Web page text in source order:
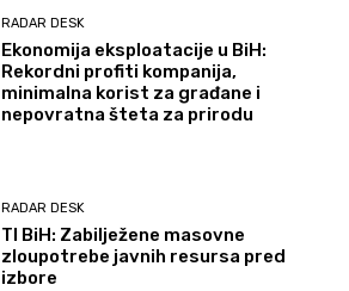
RADAR DESK
Ekonomija eksploatacije u BiH:
Rekordni profiti kompanija,
minimalna korist za građane i
nepovratna šteta za prirodu
RADAR DESK
TI BiH: Zabilježene masovne
zloupotrebe javnih resursa pred
izbore